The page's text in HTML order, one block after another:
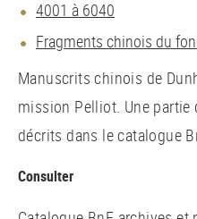
4001 à 6040
Fragments chinois du
Manuscrits chinois de
mission Pelliot. Une
décrits dans le catalogue
Consulter